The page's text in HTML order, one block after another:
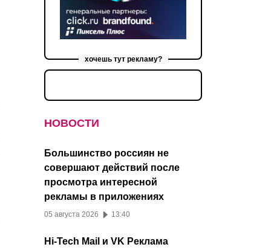
хочешь тут рекламу?
НОВОСТИ
Большинство россиян не
совершают действий после
просмотра интересной
рекламы в приложениях
05 августа 2026 13:40
Hi-Tech Mail и VK Реклама